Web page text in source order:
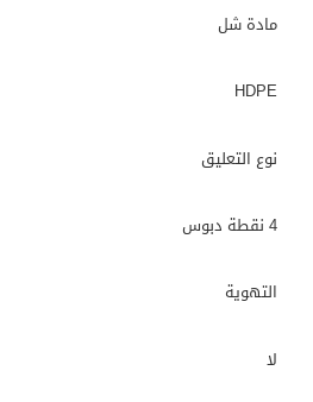
مادة شل
HDPE
نوع التعليق
4 نقطة دبوس
التهوية
لا